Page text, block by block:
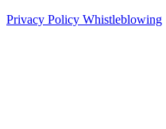
Privacy Policy Whistleblowing